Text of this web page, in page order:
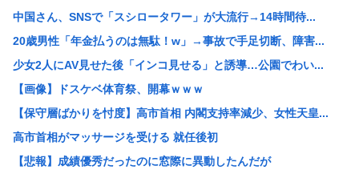
中国さん、SNSで「スシロータワー」が大流行→14時間待...
20歳男性「年金払うのは無駄！w」→事故で手足切断、障害...
少女2人にAV見せた後「インコ見せる」と誘導…公園でわい...
【画像】ドスケベ体育祭、開幕ｗｗｗ
【保守層ばかりを忖度】高市首相 内閣支持率減少、女性天皇...
高市首相がマッサージを受ける 就任後初
【悲報】成績優秀だったのに窓際に異動したんだが